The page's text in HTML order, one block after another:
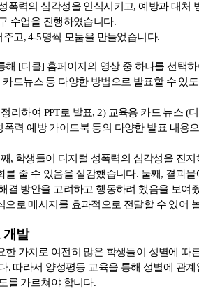
폭력의 심각성을 인식시키고,예방과 대처
수업을 진행하였습니다.
주고, 4-5명씩 모둠을 만들었습니다.
해 [디클] 홈페이지의 영상 중 하나를 선택
카드뉴스 등 다양한 방법으로 발표할 수 있
리하여 PPT로 발표, 2) 교육용 카드 뉴스 (
폭력 예방 가이드북 등의 다양한 발표 내용
, 학생들이 디지털 성폭력의 심각성을 진
를 줄 수 있음을 실감했습니다. 둘째, 결과물
결 방안을 고려하고 행동하려 했음을 보여
으로 메시지를 효과적으로 전달할 수 있어
개발
한 가치로 여전히 많은 학생들이 성별에 따
. 따라서 양성평등 교육을 통해 성별에 관
를 가르쳐야 합니다.